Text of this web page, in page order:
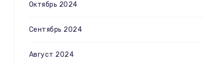
Октябрь 2024
Сентябрь 2024
Август 2024